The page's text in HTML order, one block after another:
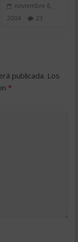
noviembre 8,
2004
23
publicada. Los
*